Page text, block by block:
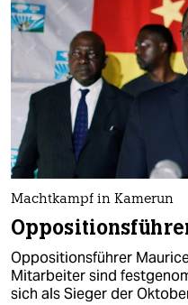
Machtkampf in Kamerun
Oppositionsführer
Mitarbeiter sind
sich als Sieger der